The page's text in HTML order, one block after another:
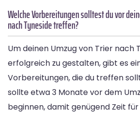
Welche Vorbereitungen solltest du vor
nach Tyneside treffen?
Um deinen Umzug von Trier nach
erfolgreich zu gestalten, gibt es
Vorbereitungen, die du treffen
sollte etwa 3 Monate vor dem
beginnen, damit genügend Zeit